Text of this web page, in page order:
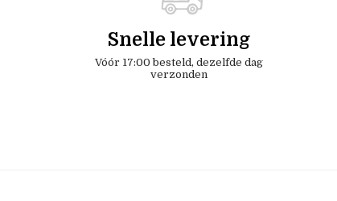
Snelle levering
Vóór 17:00 besteld, dezelfde dag
verzonden